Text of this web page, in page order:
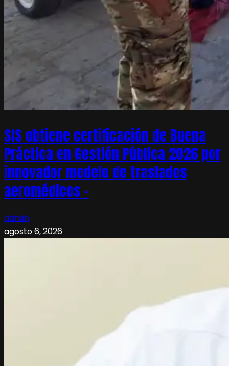
SIS obtiene certificación de Buena
Práctica en Gestión Pública 2026 por
innovador modelo de traslados
aeromédicos –
admin
agosto 6, 2026